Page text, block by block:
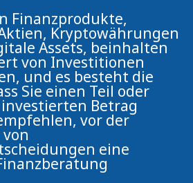
Finanzprodukte,
Kryptowährungen
Assets, beinhalten
von Investitionen
und es besteht die
Sie einen Teil oder
Betrag
vor der
eine